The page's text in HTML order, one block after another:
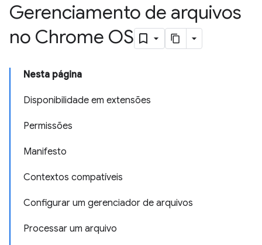
Gerenciamento de arquivos
no Chrome OS
Nesta página
Disponibilidade em extensões
Permissões
Manifesto
Contextos compatíveis
Configurar um gerenciador de arquivos
Processar um arquivo